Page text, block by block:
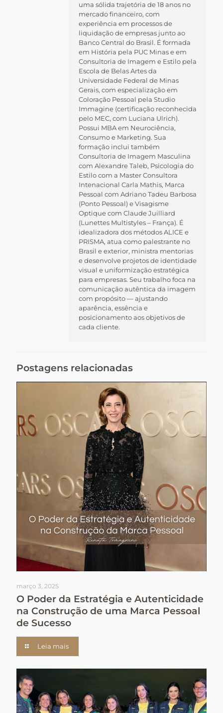
uma sólida trajetória de 18 anos no
mercado financeiro, com
experiência em processos de
liquidação de empresas junto ao
Banco Central do Brasil. É formada
em História pela PUC Minas e em
Consultoria de Imagem e Estilo pela
Escola de Belas Artes da
Universidade Federal de Minas
Gerais, com especialização em
Coloração Pessoal pela Studio
Immagine (certificação reconhecida
pelo MEC, com Luciana Ulrich).
Possui MBA em Neurociência,
Consumo e Marketing. Sua
formação inclui também
Consultoria de Imagem Masculina
com Alexandre Taleb, Psicologia do
Estilo com a Master Consultora
Intenacional Carla Mathis, Marca
Pessoal com Adriano Tadeu Barbosa
(Ponto Pessoal) e Visagisme
Optique com Claude Juilliard
(Lunettes Multistyles – França). É
idealizadora dos métodos ALICE e
PRISMA, atua como palestrante no
Brasil e exterior, ministra mentorias
e desenvolve projetos de identidade
visual e uniformização estratégica
para empresas. Seu trabalho foca na
comunicação autêntica da imagem
com propósito — ajustando
aparência, essência e
posicionamento aos objetivos de
cada cliente.
Postagens relacionadas
março 3, 2025
O Poder da Estratégia e Autenticidade
na Construção de uma Marca Pessoal
de Sucesso
Leia mais